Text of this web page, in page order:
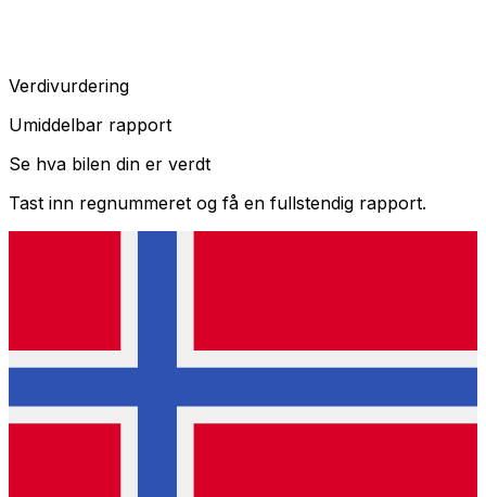
Verdivurdering
Umiddelbar rapport
Se hva bilen din er verdt
Tast inn regnummeret og få en fullstendig rapport.